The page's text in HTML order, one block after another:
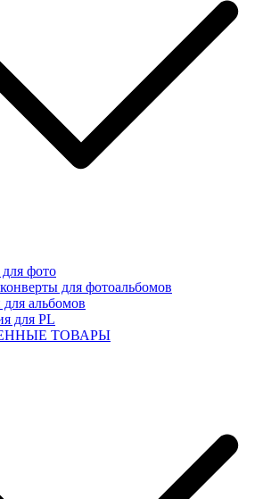
фото
для фотоальбомов
альбомов
для PL
ТОВАРЫ